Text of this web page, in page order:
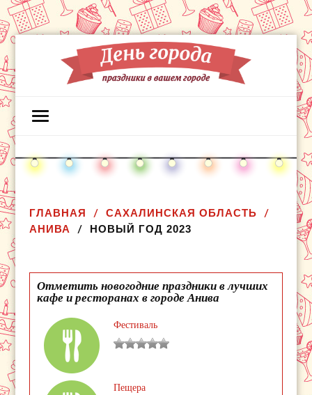
ГЛАВНАЯ
САХАЛИНСКАЯ ОБЛАСТЬ
АНИВА
НОВЫЙ ГОД 2023
Отметить новогодние праздники в лучших
кафе и ресторанах в городе Анива
Фестиваль
Пещера